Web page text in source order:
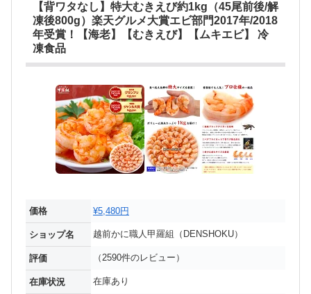
【背ワタなし】特大むきえび約1kg（45尾前後/解
凍後800g）楽天グルメ大賞エビ部門2017年/2018
年受賞！【海老】【むきえび】【ムキエビ】 冷
凍食品
価格 ¥5,480円
ショップ名 越前かに職人甲羅組（DENSHOKU）
評価 （2590件のレビュー）
在庫状況 在庫あり